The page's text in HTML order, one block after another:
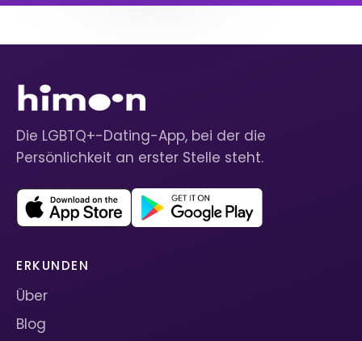
Die LGBTQ+-Dating-App, bei der die
Persönlichkeit an erster Stelle steht.
ERKUNDEN
Über
Blog